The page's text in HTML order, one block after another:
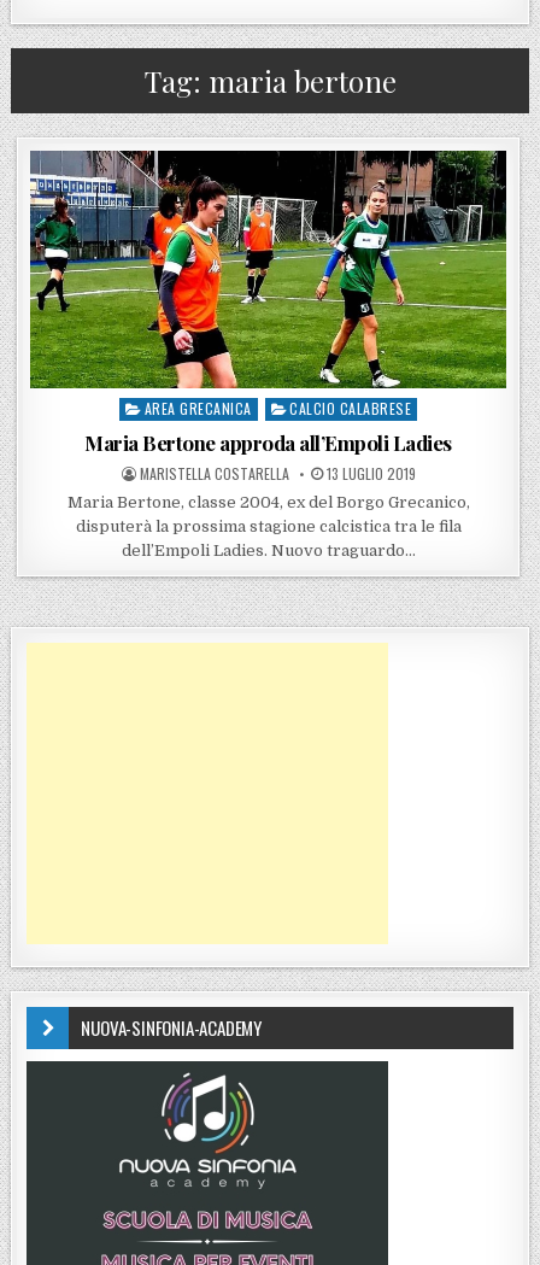
Tag: maria bertone
Posted in
AREA GRECANICA CALCIO CALABRESE
Maria Bertone approda all’Empoli Ladies
POSTED BY
MARISTELLA COSTARELLA POSTED ON
13 LUGLIO 2019
Maria Bertone, classe 2004, ex del Borgo Grecanico,
disputerà la prossima stagione calcistica tra le fila
dell’Empoli Ladies. Nuovo traguardo…
NUOVA-SINFONIA-ACADEMY